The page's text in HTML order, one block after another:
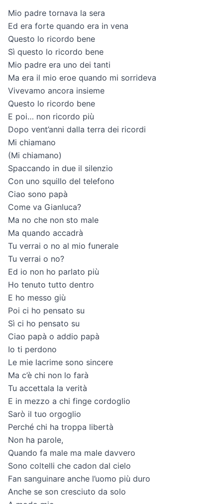
Mio padre tornava la sera
Ed era forte quando era in vena
Questo lo ricordo bene
Sì questo lo ricordo bene
Mio padre era uno dei tanti
Ma era il mio eroe quando mi sorrideva
Vivevamo ancora insieme
Questo lo ricordo bene
E poi… non ricordo più
Dopo vent’anni dalla terra dei ricordi
Mi chiamano
(Mi chiamano)
Spaccando in due il silenzio
Con uno squillo del telefono
Ciao sono papà
Come va Gianluca?
Ma no che non sto male
Ma quando accadrà
Tu verrai o no al mio funerale
Tu verrai o no?
Ed io non ho parlato più
Ho tenuto tutto dentro
E ho messo giù
Poi ci ho pensato su
Sì ci ho pensato su
Ciao papà o addio papà
Io ti perdono
Le mie lacrime sono sincere
Ma c’è chi non lo farà
Tu accettala la verità
E in mezzo a chi finge cordoglio
Sarò il tuo orgoglio
Perché chi ha troppa libertà
Non ha parole,
Quando fa male ma male davvero
Sono coltelli che cadon dal cielo
Fan sanguinare anche l’uomo più duro
Anche se son cresciuto da solo